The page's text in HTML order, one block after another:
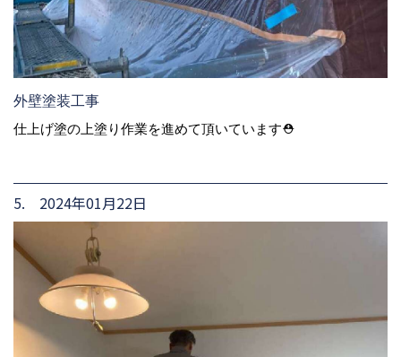
外壁塗装工事
仕上げ塗の上塗り作業を進めて頂いています⛑
5. 2024年01月22日